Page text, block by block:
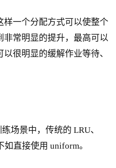
样一个分配方式可以使整个
常明显的提升，最高可以
很明显的缓解作业等待、
场景中，传统的 LRU、
直接使用 uniform。